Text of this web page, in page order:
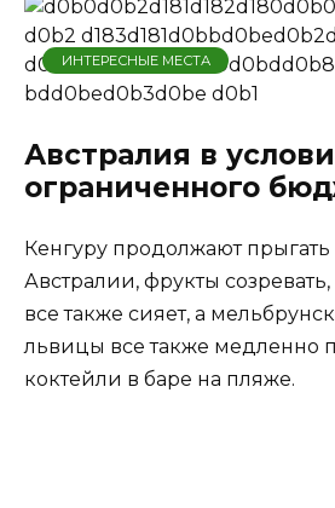
ИНТЕРЕСНЫЕ МЕСТА
Австралия в
ограниченного
Кенгуру продолжают
Австралии, фрукты
все также сияет, а
львицы все также медленно
коктейли в баре на пляже.